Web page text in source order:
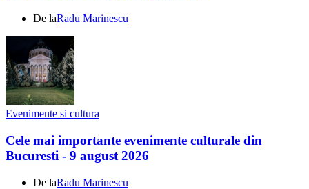
De laRadu Marinescu
Evenimente si cultura
Cele mai importante evenimente culturale din
Bucuresti - 9 august 2026
De laRadu Marinescu